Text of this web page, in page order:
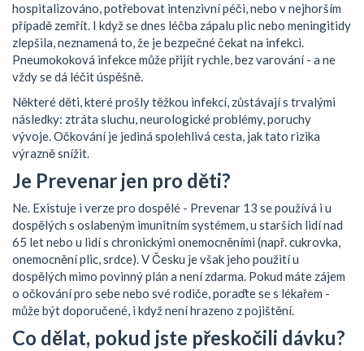
hospitalizováno, potřebovat intenzivní péči, nebo v nejhorším
případě zemřít. I když se dnes léčba zápalu plic nebo meningitidy
zlepšila, neznamená to, že je bezpečné čekat na infekci.
Pneumokoková infekce může přijít rychle, bez varování - a ne
vždy se dá léčit úspěšně.
Některé děti, které prošly těžkou infekcí, zůstávají s trvalými
následky: ztráta sluchu, neurologické problémy, poruchy
vývoje. Očkování je jediná spolehlivá cesta, jak tato rizika
výrazně snížit.
Je Prevenar jen pro děti?
Ne. Existuje i verze pro dospělé - Prevenar 13 se používá i u
dospělých s oslabeným imunitním systémem, u starších lidí nad
65 let nebo u lidí s chronickými onemocněními (např. cukrovka,
onemocnění plic, srdce). V Česku je však jeho použití u
dospělých mimo povinný plán a není zdarma. Pokud máte zájem
o očkování pro sebe nebo své rodiče, poraďte se s lékařem -
může být doporučené, i když není hrazeno z pojištění.
Co dělat, pokud jste přeskočili dávku?